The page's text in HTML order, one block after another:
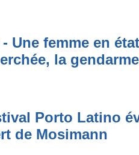
Une femme en
la
Porto Latino
de Mosimann